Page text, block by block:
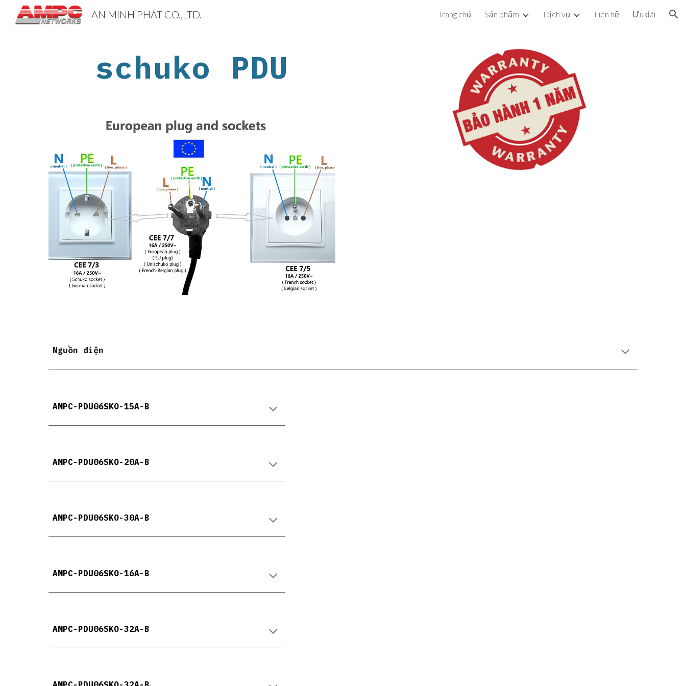
Skip to navigation
AN MINH PHÁT CO.,LTD. Trang chủ Sản phẩm Dịch vụ Liên hệ Ưu đãi
schuko PDU
Nguồn điện
AMPC-PDU06SKO-15A-B
AMPC-PDU06SKO-20A-B
AMPC-PDU06SKO-30A-B
AMPC-PDU06SKO-16A-B
AMPC-PDU06SKO-32A-B